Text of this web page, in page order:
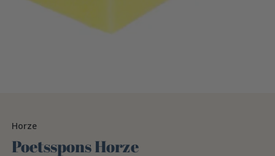
Horze
Poetsspons Horze